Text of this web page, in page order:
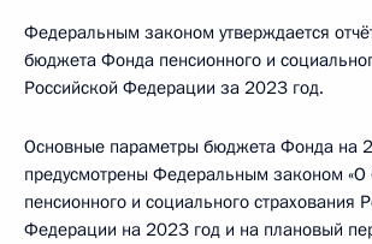
Федеральным законом утверждается
бюджета Фонда пенсионного и
Российской Федерации за 2023 год.
Основные параметры бюджета Фонда на
предусмотрены Федеральным законом
пенсионного и социального страхования
Федерации на 2023 год и на плановый